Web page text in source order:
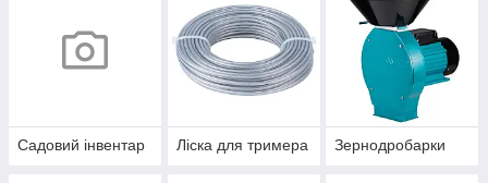
Садовий інвентар Ліска для тримера Зернодробарки